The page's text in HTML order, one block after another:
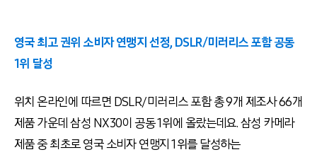
영국 최고 권위 소비자 연맹지 선정, DSLR/미러리스 포함 공동
1위 달성
위치 온라인에 따르면 DSLR/미러리스 포함 총 9개 제조사 66개
제품 가운데 삼성 NX30이 공동 1위에 올랐는데요. 삼성 카메라
제품 중 최초로 영국 소비자 연맹지 1위를 달성하는